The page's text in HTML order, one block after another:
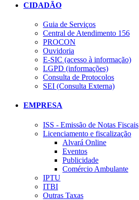
CIDADÃO
Guia de Serviços
Central de Atendimento 156
PROCON
Ouvidoria
E-SIC (acesso à informação)
LGPD (informações)
Consulta de Protocolos
SEI (Consulta Externa)
EMPRESA
ISS - Emissão de Notas Fiscais
Licenciamento e fiscalização
Alvará Online
Eventos
Publicidade
Comércio Ambulante
IPTU
ITBI
Outras Taxas